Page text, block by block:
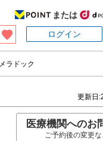
または
ログイン
ラドック
更新日:
医療機関へのお
ご予約後の変更